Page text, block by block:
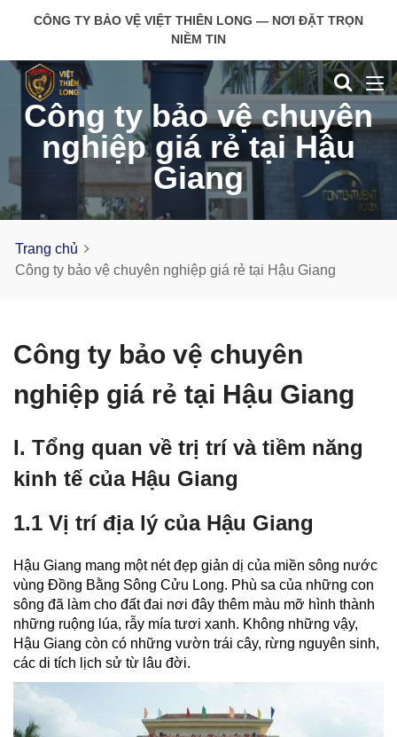
CÔNG TY BẢO VỆ VIỆT THIÊN LONG — NƠI ĐẶT TRỌN
NIỀM TIN
Công ty bảo vệ chuyên
nghiệp giá rẻ tại Hậu
Giang
Trang chủ
Công ty bảo vệ chuyên nghiệp giá rẻ tại Hậu Giang
Công ty bảo vệ chuyên
nghiệp giá rẻ tại Hậu Giang
I. Tổng quan về trị trí và tiềm năng
kinh tế của Hậu Giang
1.1 Vị trí địa lý của Hậu Giang
Hậu Giang mang một nét đẹp giản dị của miền sông nước
vùng Đồng Bằng Sông Cửu Long. Phù sa của những con
sông đã làm cho đất đai nơi đây thêm màu mỡ hình thành
những ruộng lúa, rẫy mía tươi xanh. Không những vậy,
Hậu Giang còn có những vườn trái cây, rừng nguyên sinh,
các di tích lịch sử từ lâu đời.